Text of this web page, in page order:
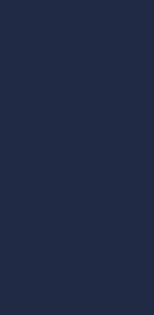
par des